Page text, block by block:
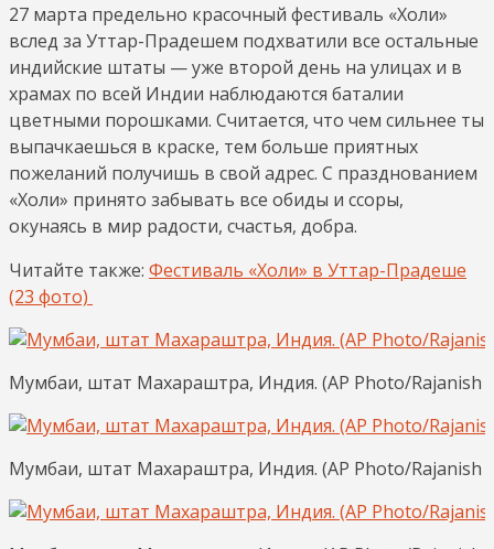
27 марта предельно красочный фестиваль «Холи»
вслед за Уттар-Прадешем подхватили все остальные
индийские штаты — уже второй день на улицах и в
храмах по всей Индии наблюдаются баталии
цветными порошками. Считается, что чем сильнее ты
выпачкаешься в краске, тем больше приятных
пожеланий получишь в свой адрес. С празднованием
«Холи» принято забывать все обиды и ссоры,
окунаясь в мир радости, счастья, добра.
Читайте также: Фестиваль «Холи» в Уттар-Прадеше
(23 фото)
Мумбаи, штат Махараштра, Индия. (AP Photo/Rajanish
Мумбаи, штат Махараштра, Индия. (AP Photo/Rajanish